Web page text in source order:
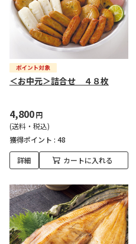
＜お中元＞詰合せ ４８枚
4,800円
(送料・税込)
獲得ポイント : 48
詳細 カートに入れる